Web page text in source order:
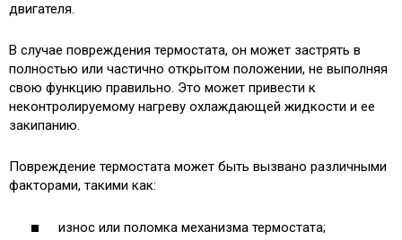
двигателя.
В случае повреждения термостата, он может застрять в
полностью или частично открытом положении, не выполняя
свою функцию правильно. Это может привести к
неконтролируемому нагреву охлаждающей жидкости и ее
закипанию.
Повреждение термостата может быть вызвано различными
факторами, такими как:
износ или поломка механизма термостата;